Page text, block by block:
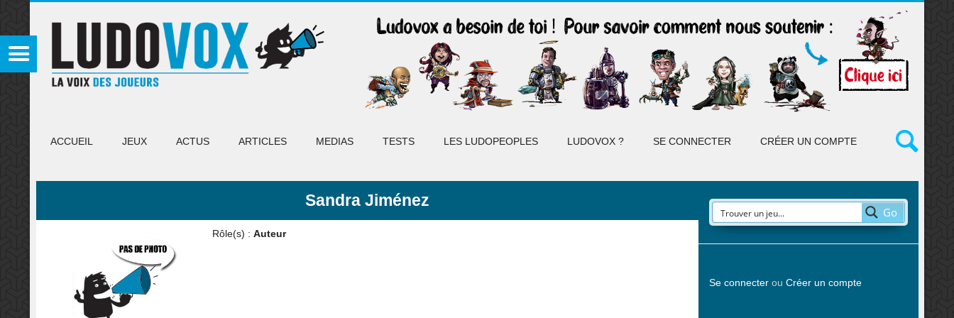
ACCUEIL JEUX ACTUS ARTICLES MEDIAS TESTS LES LUDOPEOPLES LUDOVOX ? SE CONNECTER CRÉER UN COMPTE
Sandra Jiménez
Rôle(s) : Auteur
Go
Se connecterou Créer un compte